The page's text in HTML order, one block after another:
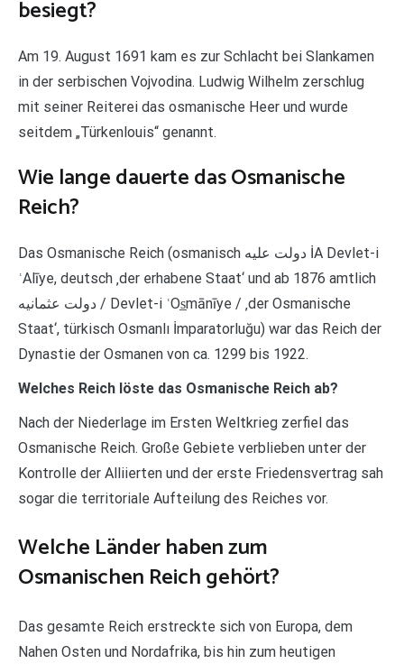
besiegt?
Am 19. August 1691 kam es zur Schlacht bei Slankamen
in der serbischen Vojvodina. Ludwig Wilhelm zerschlug
mit seiner Reiterei das osmanische Heer und wurde
seitdem „Türkenlouis“ genannt.
Wie lange dauerte das Osmanische
Reich?
Das Osmanische Reich (osmanisch دولت علیه İA Devlet-i
ʿAlīye, deutsch ‚der erhabene Staat‘ und ab 1876 amtlich
دولت عثمانيه / Devlet-i ʿOs̲mānīye / ‚der Osmanische
Staat‘, türkisch Osmanlı İmparatorluğu) war das Reich der
Dynastie der Osmanen von ca. 1299 bis 1922.
Welches Reich löste das Osmanische Reich ab?
Nach der Niederlage im Ersten Weltkrieg zerfiel das
Osmanische Reich. Große Gebiete verblieben unter der
Kontrolle der Alliierten und der erste Friedensvertrag sah
sogar die territoriale Aufteilung des Reiches vor.
Welche Länder haben zum
Osmanischen Reich gehört?
Das gesamte Reich erstreckte sich von Europa, dem
Nahen Osten und Nordafrika, bis hin zum heutigen